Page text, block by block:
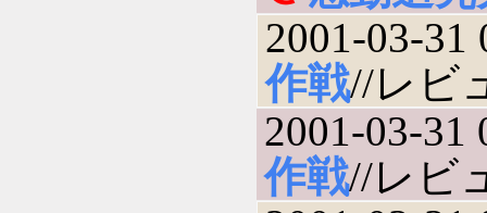
2001-03-31
作戦//レビ
2001-03-31
作戦//レビ